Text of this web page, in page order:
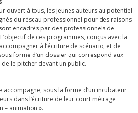
ouvert à tous, les jeunes auteurs au potentiel
du réseau professionnel pour des raisons
encadrés par des professionnels de
de ces programmes, conçus avec la
à l’écriture de scénario, et de
forme d’un dossier qui correspond aux
le pitcher devant un public.
accompagne, sous la forme d’un incubateur
dans l’écriture de leur court métrage
– animation ».